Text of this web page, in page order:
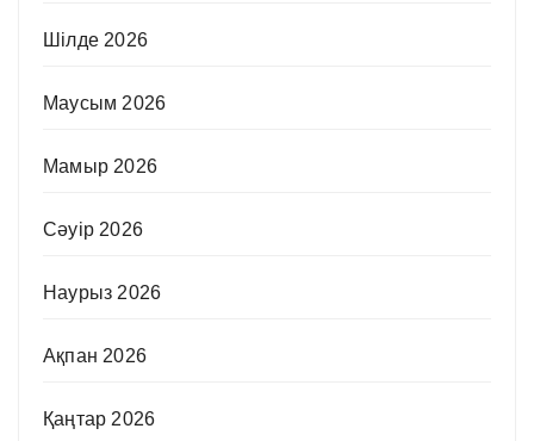
Шілде 2026
Маусым 2026
Мамыр 2026
Сәуір 2026
Наурыз 2026
Ақпан 2026
Қаңтар 2026